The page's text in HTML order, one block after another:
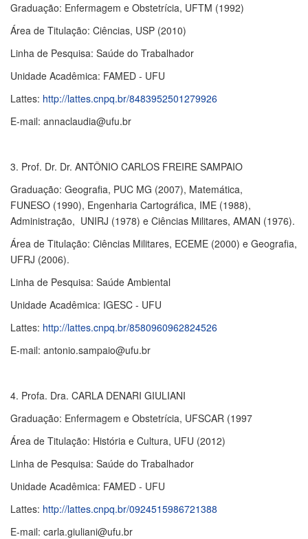
Graduação: Enfermagem e Obstetrícia, UFTM (1992)
Área de Titulação: Ciências, USP (2010)
Linha de Pesquisa: Saúde do Trabalhador
Unidade Acadêmica: FAMED - UFU
Lattes: http://lattes.cnpq.br/8483952501279926
E-mail: annaclaudia@ufu.br
3. Prof. Dr. Dr. ANTÔNIO CARLOS FREIRE SAMPAIO
Graduação: Geografia, PUC MG (2007), Matemática,
FUNESO (1990), Engenharia Cartográfica, IME (1988),
Administração, UNIRJ (1978) e Ciências Militares, AMAN (1976).
Área de Titulação: Ciências Militares, ECEME (2000) e Geografia,
UFRJ (2006).
Linha de Pesquisa: Saúde Ambiental
Unidade Acadêmica: IGESC - UFU
Lattes: http://lattes.cnpq.br/8580960962824526
E-mail: antonio.sampaio@ufu.br
4. Profa. Dra. CARLA DENARI GIULIANI
Graduação: Enfermagem e Obstetrícia, UFSCAR (1997
Área de Titulação: História e Cultura, UFU (2012)
Linha de Pesquisa: Saúde do Trabalhador
Unidade Acadêmica: FAMED - UFU
Lattes: http://lattes.cnpq.br/0924515986721388
E-mail: carla.giuliani@ufu.br